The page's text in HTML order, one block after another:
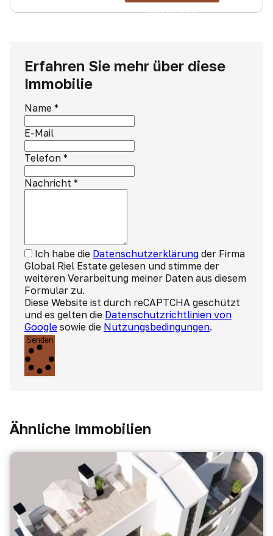
den Makler
Erfahren Sie mehr über diese
Immobilie
Name *
E-Mail
Telefon *
Nachricht *
Ich habe die Datenschutzerklärung der Firma
Global Riel Estate gelesen und stimme der
weiteren Verarbeitung meiner Daten aus diesem
Formular zu.
Diese Website ist durch reCAPTCHA geschützt
und es gelten die Datenschutzrichtlinien von
Google sowie die Nutzungsbedingungen.
Senden
Ähnliche Immobilien